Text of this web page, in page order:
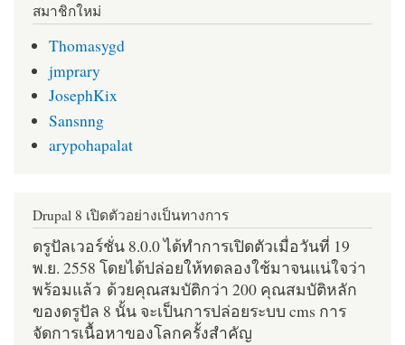
สมาชิกใหม่
Thomasygd
jmprary
JosephKix
Sansnng
arypohapalat
Drupal 8 เปิดตัวอย่างเป็นทางการ
ดรูปัลเวอร์ชั่น 8.0.0 ได้ทำการเปิดตัวเมื่อวันที่ 19
พ.ย. 2558 โดยได้ปล่อยให้ทดลองใช้มาจนแน่ใจว่า
พร้อมแล้ว ด้วยคุณสมบัติกว่า 200 คุณสมบัติหลัก
ของดรูปัล 8 นั้น จะเป็นการปล่อยระบบ cms การ
จัดการเนื้อหาของโลกครั้งสำคัญ